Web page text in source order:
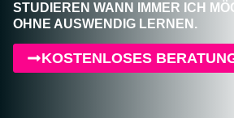
STUDIEREN WANN IMMER ICH
OHNE AUSWENDIG LERNEN.
KOSTENLOSES